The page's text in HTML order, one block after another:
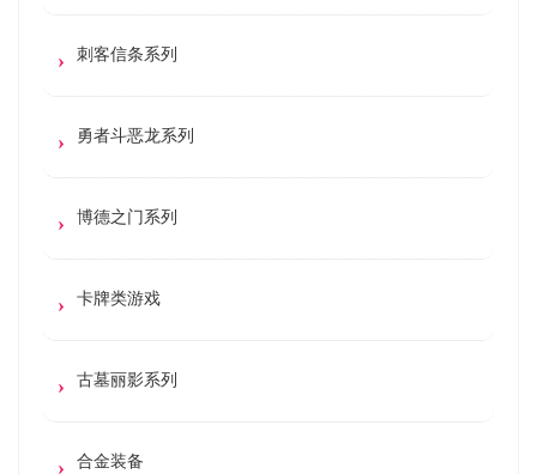
刺客信条系列
勇者斗恶龙系列
博德之门系列
卡牌类游戏
古墓丽影系列
合金装备